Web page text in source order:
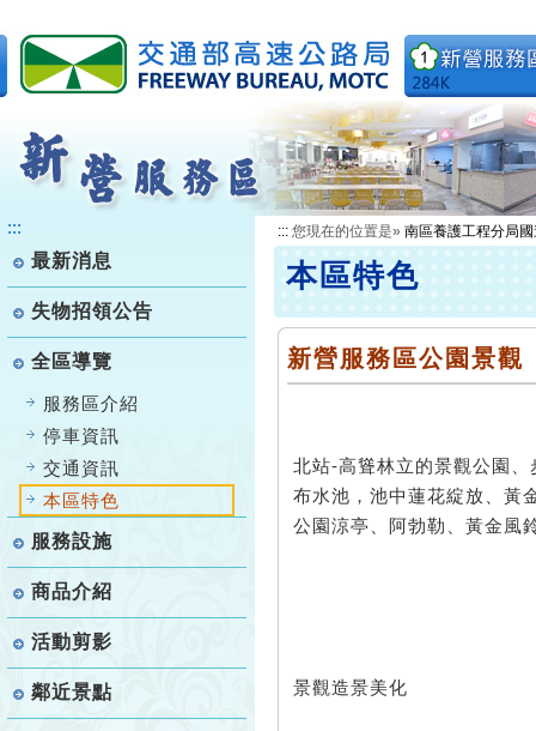
到
主
內
:::
最新消息
失物招領公告
全區導覽
服務區介紹
停車資訊
交通資訊
本區特色
服務設施
商品介紹
活動剪影
鄰近景點
::: 您現在的位置是» 南區養護工程分局
本區特色
新營服務區公園景觀
北站-高聳林立的景觀公園
布水池，池中蓮花綻放、黃
公園涼亭、阿勃勒、黃金風
景觀造景美化